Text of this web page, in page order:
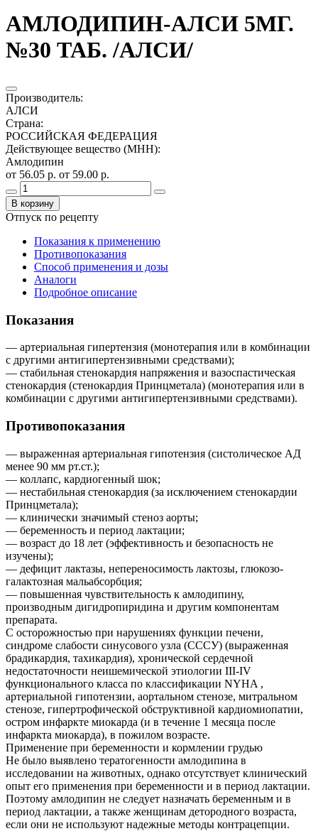
АМЛОДИПИН-АЛСИ 5МГ.
№30 ТАБ. /АЛСИ/
Производитель:
АЛСИ
Страна:
РОССИЙСКАЯ ФЕДЕРАЦИЯ
Действующее вещество (МНН):
Амлодипин
от 56.05 р. от 59.00 р.
В корзину
Отпуск по рецепту
Показания к применению
Противопоказания
Способ применения и дозы
Аналоги
Подробное описание
Показания
— артериальная гипертензия (монотерапия или в комбинации
с другими антигипертензивными средствами);
— стабильная стенокардия напряжения и вазоспастическая
стенокардия (стенокардия Принцметала) (монотерапия или в
комбинации с другими антигипертензивными средствами).
Противопоказания
— выраженная артериальная гипотензия (систолическое АД
менее 90 мм рт.ст.);
— коллапс, кардиогенный шок;
— нестабильная стенокардия (за исключением стенокардии
Принцметала);
— клинически значимый стеноз аорты;
— беременность и период лактации;
— возраст до 18 лет (эффективность и безопасность не
изучены);
— дефицит лактазы, непереносимость лактозы, глюкозо-
галактозная мальабсорбция;
— повышенная чувствительность к амлодипину,
производным дигидропиридина и другим компонентам
препарата.
С осторожностью при нарушениях функции печени,
синдроме слабости синусового узла (СССУ) (выраженная
брадикардия, тахикардия), хронической сердечной
недостаточности неишемической этиологии III-IV
функционального класса по классификации NYHA ,
артериальной гипотензии, аортальном стенозе, митральном
стенозе, гипертрофической обструктивной кардиомиопатии,
остром инфаркте миокарда (и в течение 1 месяца после
инфаркта миокарда), в пожилом возрасте.
Применение при беременности и кормлении грудью
Не было выявлено тератогенности амлодипина в
исследовании на животных, однако отсутствует клинический
опыт его применения при беременности и в период лактации.
Поэтому амлодипин не следует назначать беременным и в
период лактации, а также женщинам детородного возраста,
если они не используют надежные методы контрацепции.